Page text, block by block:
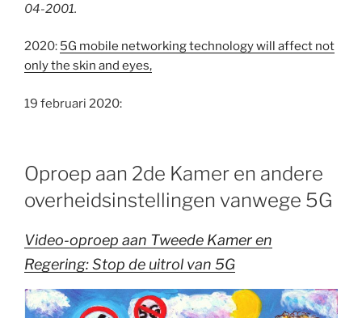
04-2001.
2020: 5G mobile networking technology will affect not
only the skin and eyes,
19 februari 2020:
Oproep aan 2de Kamer en andere
overheidsinstellingen vanwege 5G
Video-oproep aan Tweede Kamer en
Regering: Stop de uitrol van 5G